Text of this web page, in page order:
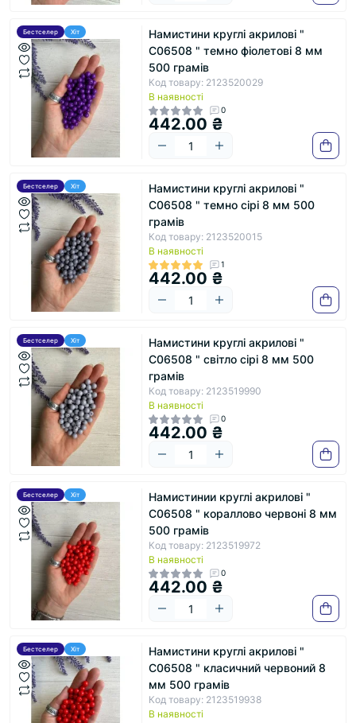
Бестселер Хіт
Намистини круглі акрилові "
С06508 " темно фіолетові 8 мм
500 грамів
Код товару: 2123520029
В наявності
0
442.00 ₴
Бестселер Хіт
Намистини круглі акрилові "
С06508 " темно сірі 8 мм 500
грамів
Код товару: 2123520015
В наявності
1
442.00 ₴
Бестселер Хіт
Намистини круглі акрилові "
С06508 " світло сірі 8 мм 500
грамів
Код товару: 2123519990
В наявності
0
442.00 ₴
Бестселер Хіт
Намистинии круглі акрилові "
С06508 " кораллово червоні 8 мм
500 грамів
Код товару: 2123519972
В наявності
0
442.00 ₴
Бестселер Хіт
Намистини круглі акрилові "
С06508 " класичний червоний 8
мм 500 грамів
Код товару: 2123519938
В наявності